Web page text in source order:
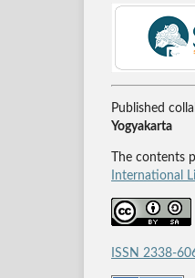
Published
Yogyakarta
The contents
International
ISSN 2338-